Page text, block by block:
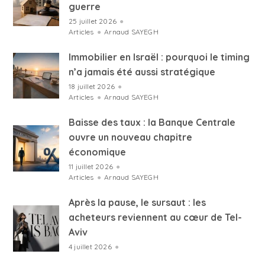
guerre
25 juillet 2026 ●
Articles ● Arnaud SAYEGH
Immobilier en Israël : pourquoi le timing
n’a jamais été aussi stratégique
18 juillet 2026 ●
Articles ● Arnaud SAYEGH
Baisse des taux : la Banque Centrale
ouvre un nouveau chapitre
économique
11 juillet 2026 ●
Articles ● Arnaud SAYEGH
Après la pause, le sursaut : les
acheteurs reviennent au cœur de Tel-
Aviv
4 juillet 2026 ●